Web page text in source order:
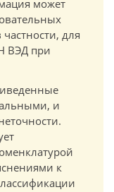
может
для
ВЭД при
и
к